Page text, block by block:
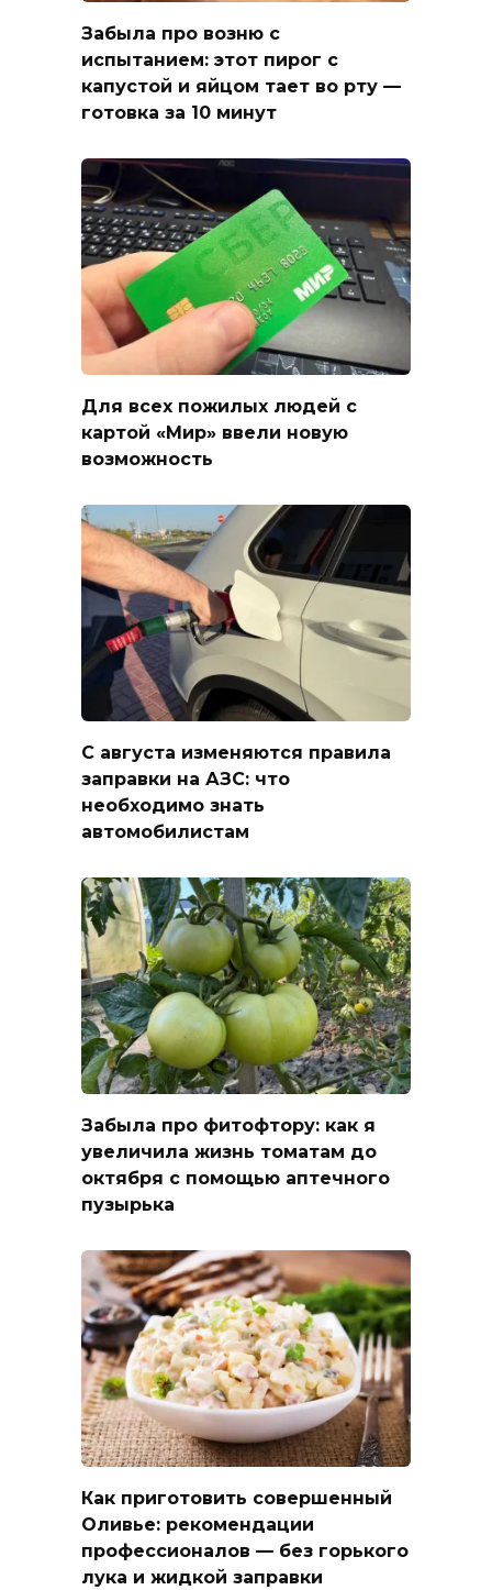
Забыла про возню с
испытанием: этот пирог с
капустой и яйцом тает во рту —
готовка за 10 минут
Для всех пожилых людей с
картой «Мир» ввели новую
возможность
С августа изменяются правила
заправки на АЗС: что
необходимо знать
автомобилистам
Забыла про фитофтору: как я
увеличила жизнь томатам до
октября с помощью аптечного
пузырька
Как приготовить совершенный
Оливье: рекомендации
профессионалов — без горького
лука и жидкой заправки